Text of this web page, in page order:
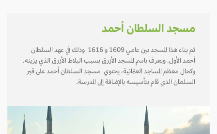
مسجد السلطان أحمد
تم بناء هذا المسجد بين عامي 1609 و 1616 وذلك في عهد السلطان
أحمد الأول. ويعرف باسم المسجد الأزرق بسبب البلاط الأزرق الذي يزينه.
وكحال معظم المساجد العثمانية، يحتوي مسجد السلطان أحمد على قبر
السلطان الذي قام بتأسيسه بالإضافة إلى المدرسة.